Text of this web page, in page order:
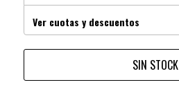
Ver cuotas y descuentos
SIN STOCK